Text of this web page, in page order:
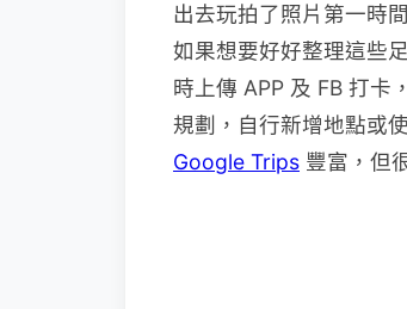
出去玩拍了照片第一時
如果想要好好整理這些
時上傳 APP 及 FB 打卡
規劃，自行新增地點或
Google Trips 豐富，但